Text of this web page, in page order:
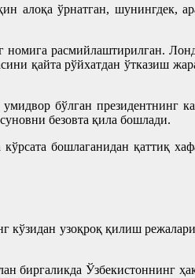
ўрнатган, шунингдек,
номига расмийлаштирилган.
қайта рўйхатдан ўтказиш
бўлган президентнинг
безовта қила бошлади.
бошлаганидан қаттиқ
узоқроқ қилиш
Ўзбекистоннинг